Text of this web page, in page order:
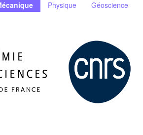
Physique Géoscience